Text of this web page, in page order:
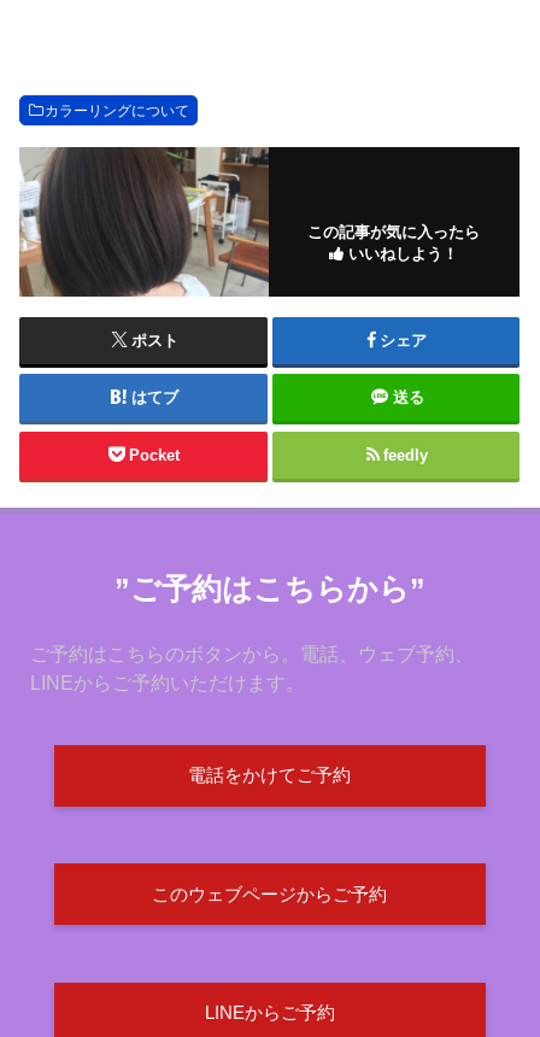
カラーリングについて
この記事が気に入ったら
いいねしよう！
ポスト シェア
はてブ 送る
Pocket feedly
”ご予約はこちらから”
ご予約はこちらのボタンから。電話、ウェブ予約、
LINEからご予約いただけます。
電話をかけてご予約
このウェブページからご予約
LINEからご予約